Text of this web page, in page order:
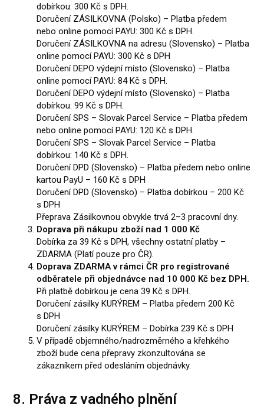
dobírkou: 300 Kč s DPH.
Doručení ZÁSILKOVNA (Polsko) – Platba předem
nebo online pomocí PAYU: 300 Kč s DPH.
Doručení ZÁSILKOVNA na adresu (Slovensko) – Platba
online pomocí PAYU: 300 Kč s DPH
Doručení DEPO výdejní místo (Slovensko) – Platba
online pomocí PAYU: 84 Kč s DPH.
Doručení DEPO výdejní místo (Slovensko) – Platba
dobírkou: 99 Kč s DPH.
Doručení SPS – Slovak Parcel Service – Platba předem
nebo online pomocí PAYU: 120 Kč s DPH.
Doručení SPS – Slovak Parcel Service – Platba
dobírkou: 140 Kč s DPH.
Doručení DPD (Slovensko) – Platba předem nebo online
kartou PayU – 160 Kč s DPH
Doručení DPD (Slovensko) – Platba dobírkou – 200 Kč
s DPH
Přeprava Zásilkovnou obvykle trvá 2–3 pracovní dny.
Doprava při nákupu zboží nad 1 000 Kč
Dobírka za 39 Kč s DPH, všechny ostatní platby –
ZDARMA (Platí pouze pro ČR).
Doprava ZDARMA v rámci ČR pro registrované
odběratele při objednávce nad 10 000 Kč bez DPH.
Při platbě dobírkou je cena 39 Kč s DPH.
Doručení zásilky KURÝREM – Platba předem 200 Kč
s DPH
Doručení zásilky KURÝREM – Dobírka 239 Kč s DPH
V případě objemného/nadroz­měrného a křehkého
zboží bude cena přepravy zkonzultována se
zákazníkem před odesláním objednávky.
8. Práva z vadného plnění